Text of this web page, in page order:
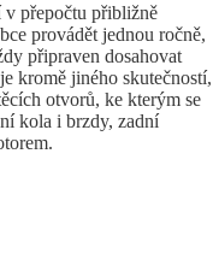
přepočtu přibližně
provádět jednou ročně,
připraven dosahovat
kromě jiného skutečností,
otvorů, ke kterým se
kola i brzdy, zadní